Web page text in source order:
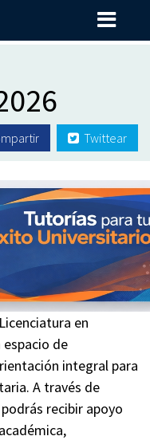
Twittear
en
de
integral para
A través de
recibir apoyo